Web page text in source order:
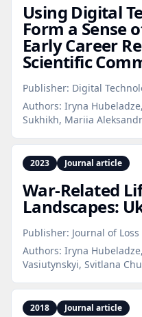
Using Digital
Form a Sense
Early Career
Scientific
Publisher: Digital
Authors: Iryna
Sukhikh, Mariia
2023 Journal article
War‑Related
Landscapes:
Publisher: Journal of
Authors: Iryna
Vasiutynskyi, Svitlana
2018 Journal article